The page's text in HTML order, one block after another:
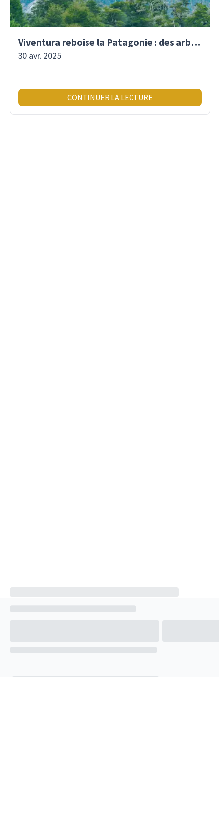
Viventura reboise la Patagonie : des arbres plantés pour demain !
30 avr. 2025
CONTINUER LA LECTURE